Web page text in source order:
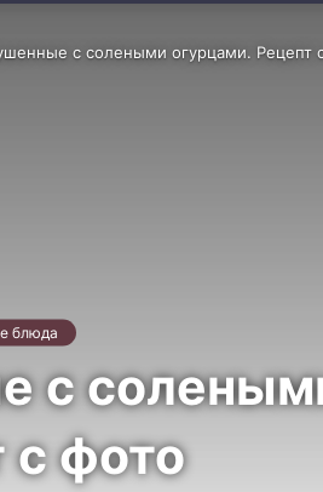
с солеными огурцами. Рецепт
блюда
с
с фото